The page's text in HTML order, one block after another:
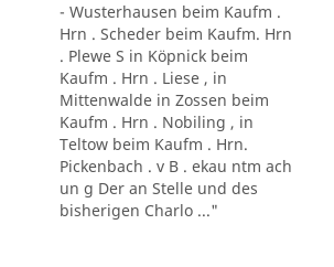
- Wusterhausen beim Kaufm .
Hrn . Scheder beim Kaufm. Hrn
. Plewe S in Köpnick beim
Kaufm . Hrn . Liese , in
Mittenwalde in Zossen beim
Kaufm . Hrn . Nobiling , in
Teltow beim Kaufm . Hrn.
Pickenbach . v B . ekau ntm ach
un g Der an Stelle und des
bisherigen Charlo ..."